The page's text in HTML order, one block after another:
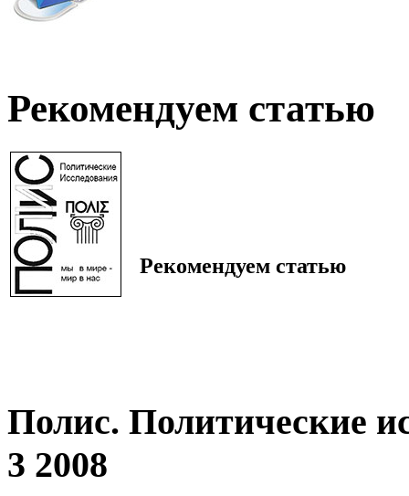
Рекомендуем статью
Рекомендуем статью
Полис. Политические
3 2008